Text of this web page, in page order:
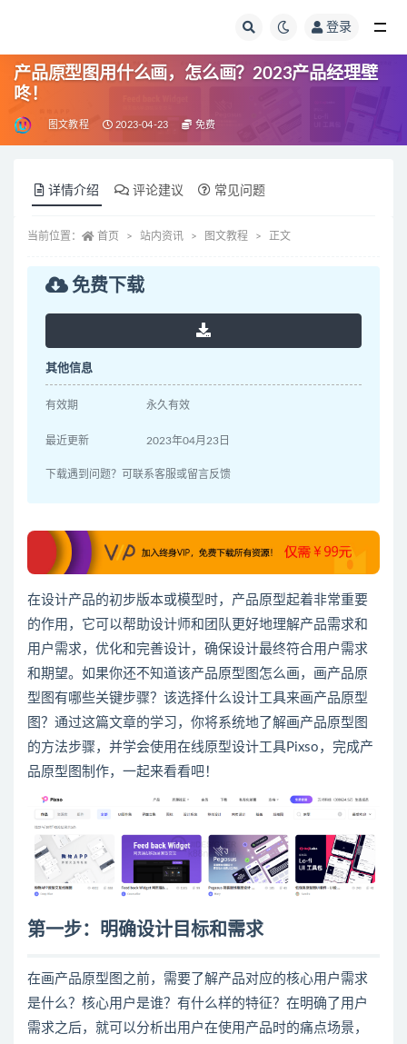
登录
产品原型图用什么画，怎么画？2023产品经理壁
咚！
图文教程 2023-04-23 免费
详情介绍 评论建议 常见问题
当前位置： 首页 站内资讯 图文教程 正文
免费下载
其他信息
有效期 永久有效
最近更新 2023年04月23日
下载遇到问题？可联系客服或留言反馈
在设计产品的初步版本或模型时， 产品原型起着非常重要
的作用，它可以帮助设计师和团队更好地理解产品需求和
用户需求，优化和完善设计，确保设计最终符合用户需求
和期望。如果你还不知道该产品原型图怎么画 ， 画产品原
型图 有哪些关键步骤？该选择什么设计工具来画产品原型
图 ？通过这篇文章的学习，你将系统地了解画产品原型图
的方法步骤，并学会使用在线原型设计工具Pixso ，完成产
品原型图制作， 一起来看看吧！
第一步：明确设计目标和需求
在画产品原型图 之前，需要了解产品对应的核心用户需求
是什么？核心用户是谁？有什么样的特征？在明确了用户
需求之后，就可以分析出用户在使用产品时的痛点场景，